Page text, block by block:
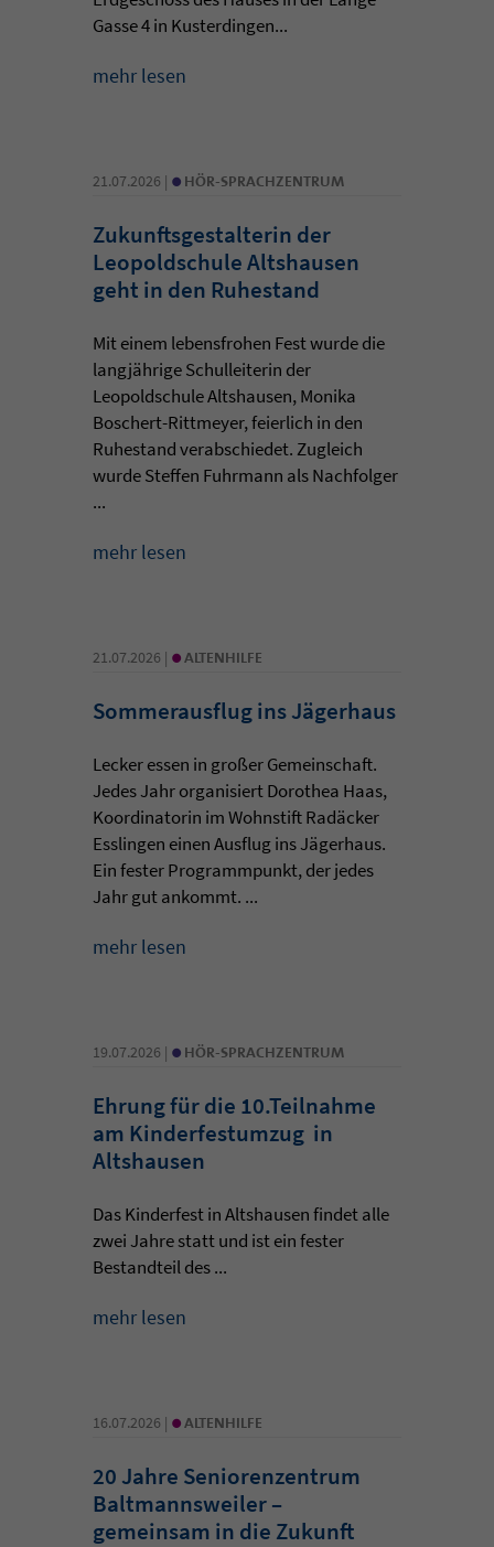
Gasse 4 in Kusterdingen...
mehr lesen
21.07.2026 | • HÖR-SPRACHZENTRUM
Zukunftsgestalterin der
Leopoldschule Altshausen
geht in den Ruhestand
Mit einem lebensfrohen Fest wurde die
langjährige Schulleiterin der
Leopoldschule Altshausen, Monika
Boschert-Rittmeyer, feierlich in den
Ruhestand verabschiedet. Zugleich
wurde Steffen Fuhrmann als Nachfolger
...
mehr lesen
21.07.2026 | • ALTENHILFE
Sommerausflug ins Jägerhaus
Lecker essen in großer Gemeinschaft.
Jedes Jahr organisiert Dorothea Haas,
Koordinatorin im Wohnstift Radäcker
Esslingen einen Ausflug ins Jägerhaus.
Ein fester Programmpunkt, der jedes
Jahr gut ankommt. ...
mehr lesen
19.07.2026 | • HÖR-SPRACHZENTRUM
Ehrung für die 10.Teilnahme
am Kinderfestumzug in
Altshausen
Das Kinderfest in Altshausen findet alle
zwei Jahre statt und ist ein fester
Bestandteil des ...
mehr lesen
16.07.2026 | • ALTENHILFE
20 Jahre Seniorenzentrum
Baltmannsweiler –
gemeinsam in die Zukunft